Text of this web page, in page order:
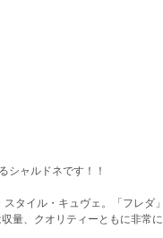
シャルドネです！！
タイル・キュヴェ。「フレ
量、クオリティーともに非常